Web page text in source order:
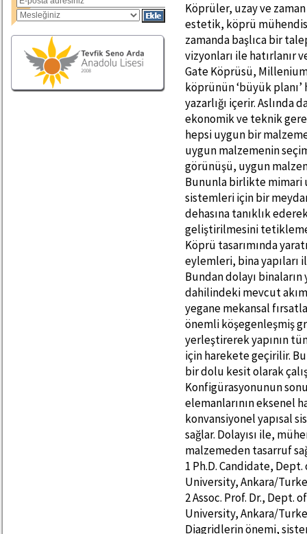
Köprüler, uzay ve
estetik, köprü
zamanda başlıca bir
vizyonları ile hatırlanır
Gate Köprüsü,
köprünün ‘büyük
yazarlığı içerir. Aslında
ekonomik ve teknik
hepsi uygun bir
uygun malzemenin
görünüşü, uygun
Bununla birlikte mimari
sistemleri için bir
dehasına tanıklık
geliştirilmesini
Köprü tasarımında
eylemleri, bina yapıları
Bundan dolayı binaların
dahilindeki mevcut
yegane mekansal
önemli köşegenleşmiş
yerleştirerek yapının
için harekete geçirilir.
bir dolu kesit olarak
Konfigürasyonunun
elemanlarının eksenel
konvansiyonel yapısal
sağlar. Dolayısı ile,
malzemeden tasarruf
1 Ph.D. Candidate,
University, Ankara/
2 Assoc. Prof. Dr., Dept.
University, Ankara/
Diagridlerin önemi,